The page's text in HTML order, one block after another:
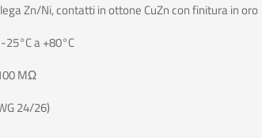
Zn/Ni, contatti in ottone CuZn con finitura in oro
a +80°C
MΩ
24/26)